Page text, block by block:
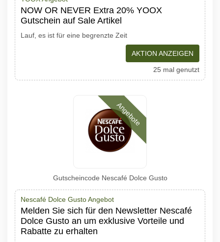
NOW OR NEVER Extra 20% YOOX
Gutschein auf Sale Artikel
Lauf, es ist für eine begrenzte Zeit
AKTION ANZEIGEN
25 mal genutzt
Angebote
Gutscheincode Nescafé Dolce Gusto
Nescafé Dolce Gusto Angebot
Melden Sie sich für den Newsletter Nescafé
Dolce Gusto an um exklusive Vorteile und
Rabatte zu erhalten